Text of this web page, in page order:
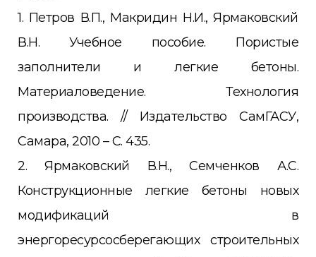
1. Петров В.П., Макридин Н.И., Ярмаковский
В.Н. Учебное пособие. Пористые
заполнители и легкие бетоны.
Материаловедение. Технология
производства. // Издательство СамГАСУ,
Самара, 2010 – С. 435.
2. Ярмаковский В.Н., Семченков А.С.
Конструкционные легкие бетоны новых
модификаций в
энергоресурсосберегающих строительных